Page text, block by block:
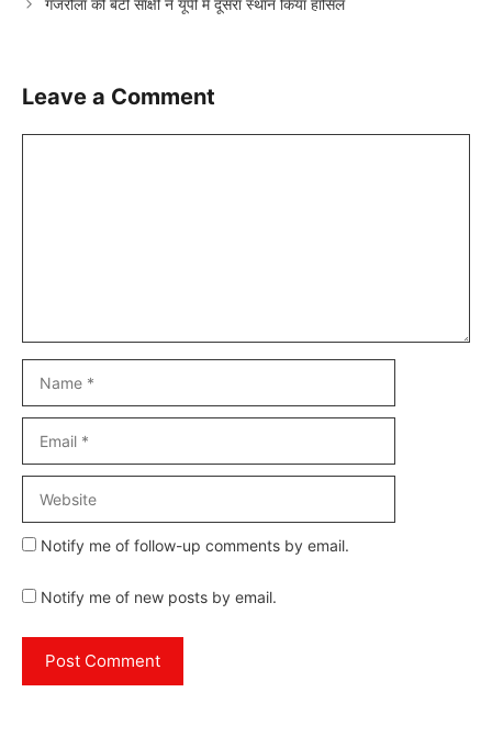
Leave a Comment
Notify me of follow-up comments by email.
Notify me of new posts by email.